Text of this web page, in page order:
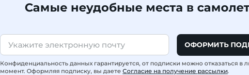
Самые неудобные места в
ОФОРМИТЬ
Конфиденциальность данных гарантируется, от подписки можно отказаться в
момент. Оформляя подписку, вы даете Согласие на получение рассылки.